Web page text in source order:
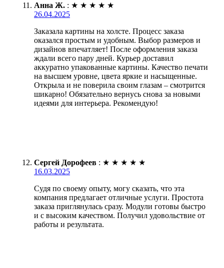
Анна Ж. : ★ ★ ★ ★ ★
26.04.2025
Заказала картины на холсте. Процесс заказа
оказался простым и удобным. Выбор размеров и
дизайнов впечатляет! После оформления заказа
ждали всего пару дней. Курьер доставил
аккуратно упакованные картины. Качество печати
на высшем уровне, цвета яркие и насыщенные.
Открыла и не поверила своим глазам – смотрится
шикарно! Обязательно вернусь снова за новыми
идеями для интерьера. Рекомендую!
Сергей Дорофеев : ★ ★ ★ ★ ★
16.03.2025
Судя по своему опыту, могу сказать, что эта
компания предлагает отличные услуги. Простота
заказа приглянулась сразу. Модули готовы быстро
и с высоким качеством. Получил удовольствие от
работы и результата.